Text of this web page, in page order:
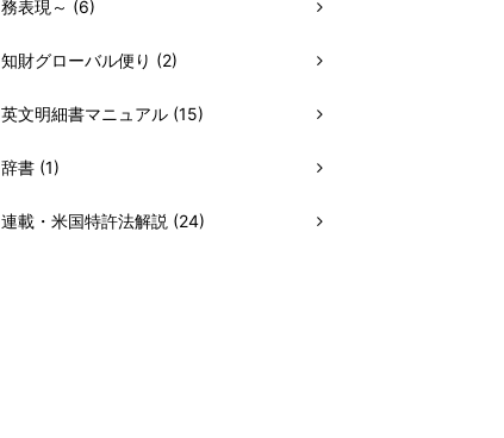
務表現～ (6)
知財グローバル便り (2)
英文明細書マニュアル (15)
辞書 (1)
連載・米国特許法解説 (24)